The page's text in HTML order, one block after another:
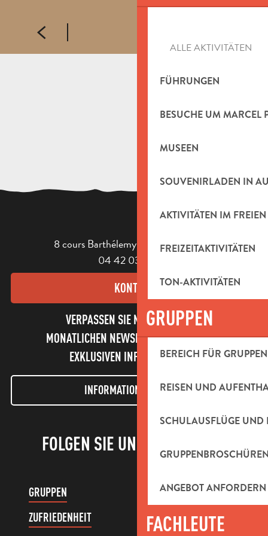
ALLE AKTIVITÄTEN
FÜHRUNGEN
BESUCHE UM MARCEL
MUSEEN
SOUVENIRLADEN IN
AKTIVITÄTEN IM FREIEN
FREIZEITAKTIVITÄTEN
TON-AKTIVITÄTEN
GRUPPEN
BEREICH FÜR GRUPPEN
REISEN UND
SCHULAUSFLÜGE UND
ANGEBOT ANFORDERN
FACHLEUTE
L'Oasis du Petit Galibier
8 cours Barthélemy - 13400 Aubagne
04 42 03 49 98
KONTAKT
VERPASSEN SIE NICHT UNSEREN
MONATLICHEN NEWSLETTER UND UNSERE
EXKLUSIVEN INFORMATIONEN!
INFORMATIONEN LETTER
FOLGEN SIE UNS!
GRUPPEN
KUNDENKONTO
ZUFRIEDENHEIT